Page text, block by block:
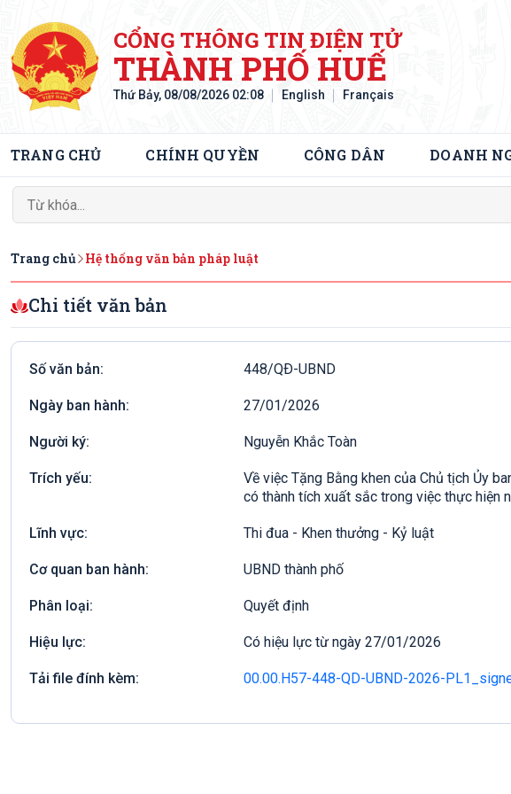
CỔNG THÔNG TIN ĐIỆN TỬ
THÀNH PHỐ HUẾ
Thứ Bảy, 08/08/2026 02:08 English Français
TRANG CHỦ CHÍNH QUYỀN CÔNG DÂN DOANH
Trang chủ Hệ thống văn bản pháp luật
Chi tiết văn bản
Số văn bản: 448/QÐ-UBND
Ngày ban hành: 27/01/2026
Người ký: Nguyễn Khắc Toàn
Trích yếu:
Về việc Tặng Bằng khen của Chủ tịch Ủy
có thành tích xuất sắc trong việc thực hiện
Lĩnh vực: Thi đua - Khen thưởng - Kỷ luật
Cơ quan ban hành: UBND thành phố
Phân loại: Quyết định
Hiệu lực: Có hiệu lực từ ngày 27/01/2026
Tải file đính kèm: 00.00.H57-448-QD-UBND-2026-